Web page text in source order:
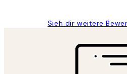
Sieh dir weitere